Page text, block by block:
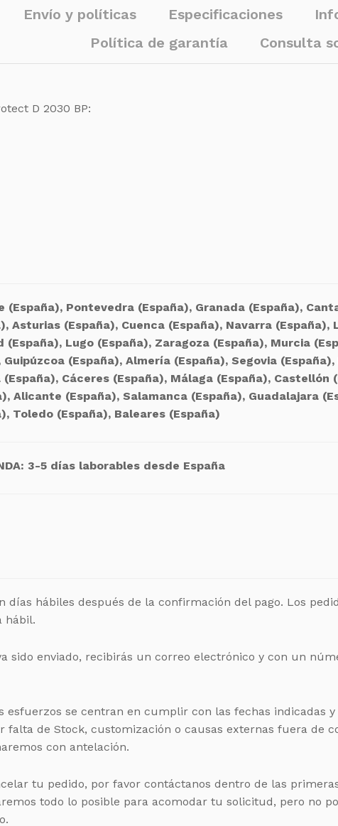
Envío y políticas Especificaciones
Política de garantía
Consulta
D 2030 BP:
(España), Pontevedra (España), Granada (España),
Asturias (España), Cuenca (España), Navarra
(España), Lugo (España), Zaragoza (España), Murcia
Guipúzcoa (España), Almería (España), Segovia
Cáceres (España), Málaga (España),
Alicante (España), Salamanca (España), Guadalajara
Toledo (España), Baleares (España)
3-5 días laborables desde España
días hábiles después de la confirmación del pago. Los
hábil.
sido enviado, recibirás un correo electrónico y con un
esfuerzos se centran en cumplir con las fechas indicadas
falta de Stock, customización o causas externas fuera de
con antelación.
tu pedido, por favor contáctanos dentro de las
todo lo posible para acomodar tu solicitud, pero no